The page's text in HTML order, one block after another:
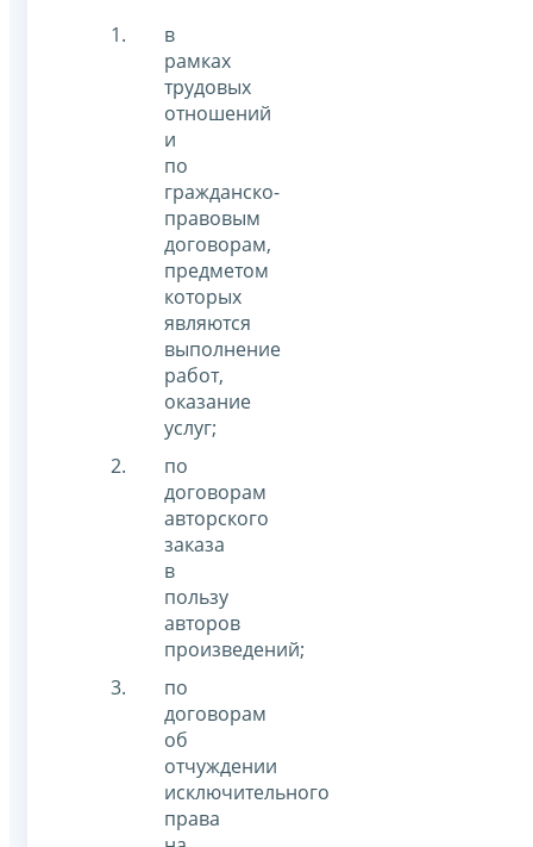
в
рамках
трудовых
отношений
и
по
гражданско-
правовым
договорам,
предметом
которых
являются
выполнение
работ,
оказание
услуг;
по
договорам
авторского
заказа
в
пользу
авторов
произведений;
по
договорам
об
отчуждении
исключительного
права